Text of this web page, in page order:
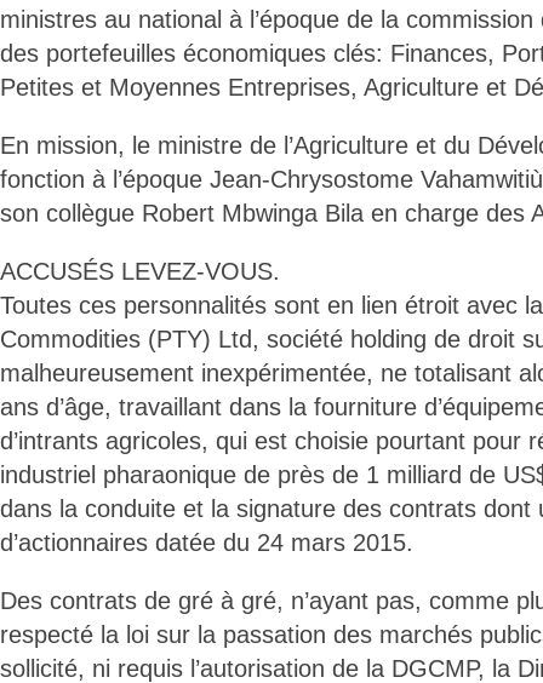
ministres au national à l’époque de la
des portefeuilles économiques clés: Finances,
Petites et Moyennes Entreprises, Agriculture et
En mission, le ministre de l’Agriculture et du
fonction à l’époque Jean-Chrysostome
son collègue Robert Mbwinga Bila en charge des
ACCUSÉS LEVEZ-VOUS.
Toutes ces personnalités sont en lien étroit avec
Commodities (PTY) Ltd, société holding de droit
malheureusement inexpérimentée, ne totalisant
ans d’âge, travaillant dans la fourniture
d’intrants agricoles, qui est choisie pourtant pour
industriel pharaonique de près de 1 milliard de
dans la conduite et la signature des contrats dont
d’actionnaires datée du 24 mars 2015.
Des contrats de gré à gré, n’ayant pas, comme
respecté la loi sur la passation des marchés
sollicité, ni requis l’autorisation de la DGCMP, la